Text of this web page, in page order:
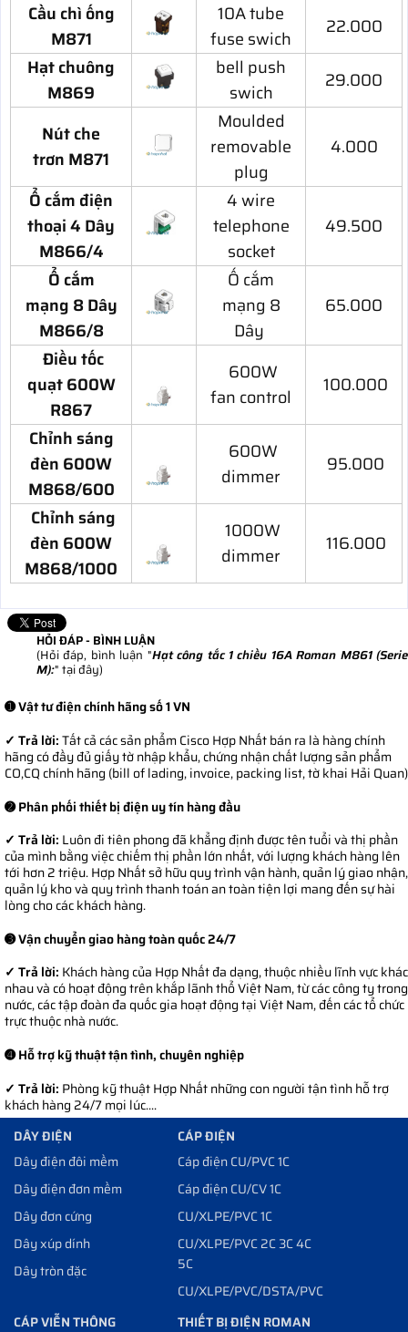
Cầu chì ống
M871
10A tube
fuse swich
22.000
Hạt chuông
M869
bell push
swich
29.000
Nút che
trơn M871
Moulded
removable
plug
4.000
Ổ cắm điện
thoại 4 Dây
M866/4
4 wire
telephone
socket
49.500
Ổ cắm
mạng 8 Dây
M866/8
Ố cắm
mạng 8
Dây
65.000
Điều tốc
quạt 600W
R867
600W
fan control
100.000
Chỉnh sáng
đèn 600W
M868/600
600W
dimmer
95.000
Chỉnh sáng
đèn 600W
M868/1000
1000W
dimmer
116.000
HỎI ĐÁP - BÌNH LUẬN
(Hỏi đáp, bình luận "Hạt công tắc 1 chiều 16A Roman M861
M):" tại đây)
➊ Vật tư điện chính hãng số 1 VN
✓ Trả lời:Tất cả các sản phẩm Cisco Hợp Nhất bán ra là hàng chính
hãng có đầy đủ giấy tờ nhập khẩu, chứng nhận chất lượng sản phẩm
CO,CQ chính hãng (bill of lading, invoice, packing list, tờ khai Hải Quan)
➋ Phân phối thiết bị điện uy tín hàng đầu
✓ Trả lời: Luôn đi tiên phong đã khẳng định được tên tuổi và thị phần
của mình bằng việc chiếm thị phần lớn nhất, với lượng khách hàng lên
tới hơn 2 triệu. Hợp Nhất sở hữu quy trình vận hành, quản lý giao nhận,
quản lý kho và quy trình thanh toán an toàn tiện lợi mang đến sự hài
lòng cho các khách hàng.
➌ Vận chuyển giao hàng toàn quốc 24/7
✓ Trả lời: Khách hàng của Hợp Nhất đa dạng, thuộc nhiều lĩnh vực khác
nhau và có hoạt động trên khắp lãnh thổ Việt Nam, từ các công ty trong
nước, các tập đoàn đa quốc gia hoạt động tại Việt Nam, đến các tổ chức
trực thuộc nhà nước.
➍ Hỗ trợ kỹ thuật tận tình, chuyên nghiệp
✓ Trả lời: Phòng kỹ thuật Hợp Nhất những con người tận tình hỗ trợ
khách hàng 24/7 mọi lúc....
DÂY ĐIỆN
Dây điện đôi mềm
Dây điện đơn mềm
Dây đơn cứng
Dây xúp dính
Dây tròn đặc
CÁP ĐIỆN
Cáp điện CU/PVC 1C
Cáp điện CU/CV 1C
CU/XLPE/PVC 1C
CU/XLPE/PVC 2C 3C 4C
5C
CU/XLPE/PVC/DSTA/PVC
CÁP VIỄN THÔNG
THIẾT BỊ ĐIỆN ROMAN